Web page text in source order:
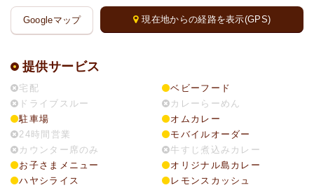
Googleマップ 現在地からの経路を表示(GPS)
提供サービス
宅配
ドライブスルー
駐車場
24時間営業
カウンター席のみ
お子さまメニュー
ハヤシライス
ベビーフード
カレーらーめん
オムカレー
モバイルオーダー
牛すじ煮込みカレー
オリジナル島カレー
レモンスカッシュ